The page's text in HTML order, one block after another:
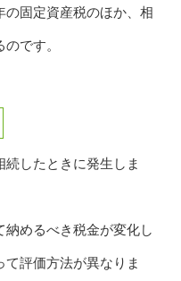
の固定資産税のほか、相
です。
したときに発生しま
めるべき税金が変化し
評価方法が異なりま